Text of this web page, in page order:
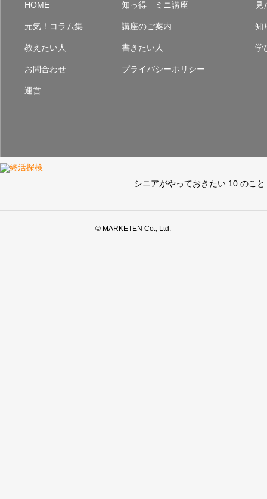
HOME 知っ得 ミニ講座
元気！コラム集 講座のご案内
教えたい人 書きたい人
お問合わせ プライバシーポリシー
運営
見
知
学
シニアがやっておきたい 10 のこと
© MARKETEN Co., Ltd.